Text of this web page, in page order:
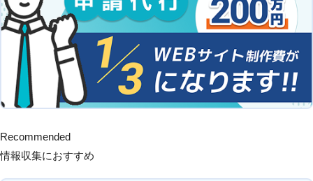
Recommended
情報収集におすすめ